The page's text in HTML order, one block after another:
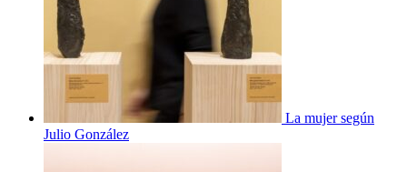
La mujer según
Julio González